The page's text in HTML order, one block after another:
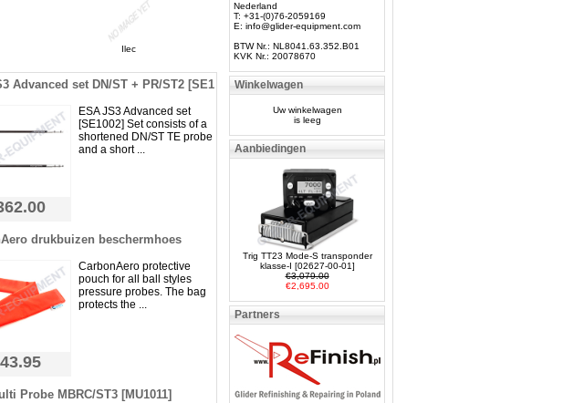
Ilec
Advanced set DN/ST + PR/ST2 [SE1
ESA JS3 Advanced set
[SE1002] Set consists of a
shortened DN/ST TE probe
and a short ...
drukbuizen beschermhoes
CarbonAero protective
pouch for all ball styles
pressure probes. The bag
protects the ...
Probe MBRC/ST3 [MU1011]
Nederland
T: +31-(0)76-2059169
E: info@glider-equipment.com
BTW Nr.: NL8041.63.352.B01
KVK Nr.: 20078670
Winkelwagen
Uw winkelwagen
is leeg
Aanbiedingen
Trig TT23 Mode-S transponder
klasse-I [02627-00-01]
€3,079.00
€2,695.00
Partners